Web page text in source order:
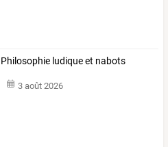
Philosophie ludique et nabots
3 août 2026